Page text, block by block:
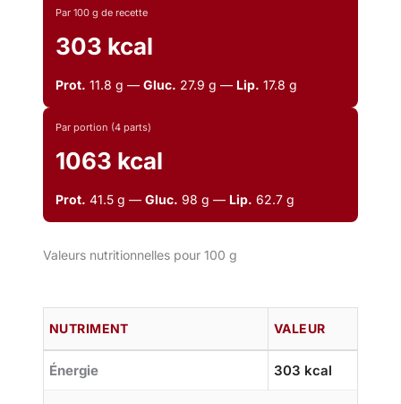
Par 100 g de recette
303 kcal
Prot. 11.8 g — Gluc. 27.9 g — Lip. 17.8 g
Par portion (4 parts)
1063 kcal
Prot. 41.5 g — Gluc. 98 g — Lip. 62.7 g
Valeurs nutritionnelles pour 100 g
NUTRIMENT VALEUR
Énergie 303 kcal